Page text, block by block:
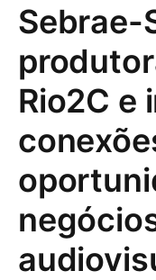
Sebrae-
Rio2C e